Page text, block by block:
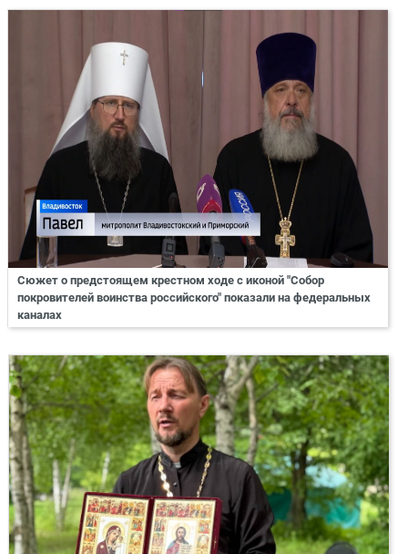
Сюжет о предстоящем крестном ходе с иконой "Собор
покровителей воинства российского" показали на федеральных
каналах